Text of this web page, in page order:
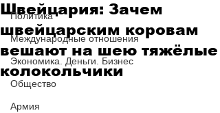
Политика
Международные отношения
Экономика. Деньги. Бизнес
Общество
Армия
Швейцария: Зачем
швейцарским коровам
вешают на шею тяжёлые
колокольчики